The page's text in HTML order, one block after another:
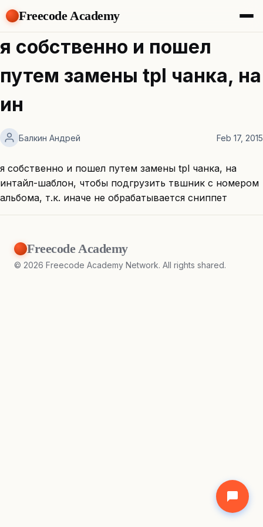
Freecode Academy
Members
Offers
Tasks
Get Access
я собственно и пошел
путем замены tpl чанка, на
ин
Балкин Андрей Feb 17, 2015
я собственно и пошел путем замены tpl чанка, на
интайл-шаблон, чтобы подгрузить твшник с номером
альбома, т.к. иначе не обрабатывается сниппет
Freecode Academy
© 2026 Freecode Academy Network. All rights shared.